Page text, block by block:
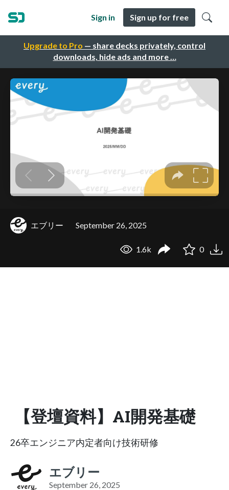
Upgrade to Pro — share decks privately, control
downloads, hide ads and more …
Sign in Sign up for free
エブリー September 26, 2025
1.6k 0
【登壇資料】AI開発基礎
26卒エンジニア内定者向け技術研修
エブリー
September 26, 2025